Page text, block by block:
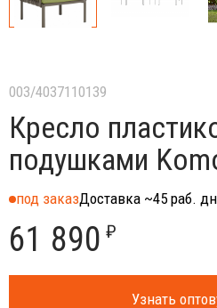
003/4037110139
Кресло
подушками
под заказДоставка ~45 раб.
61 890 ₽
Узнать